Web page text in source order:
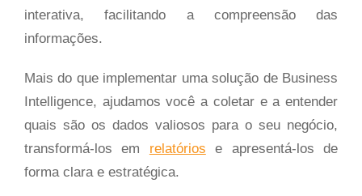
interativa, facilitando a compreensão das
informações.
Mais do que implementar uma solução de Business
Intelligence, ajudamos você a coletar e a entender
quais são os dados valiosos para o seu negócio,
transformá-los em relatórios e apresentá-los de
forma clara e estratégica.